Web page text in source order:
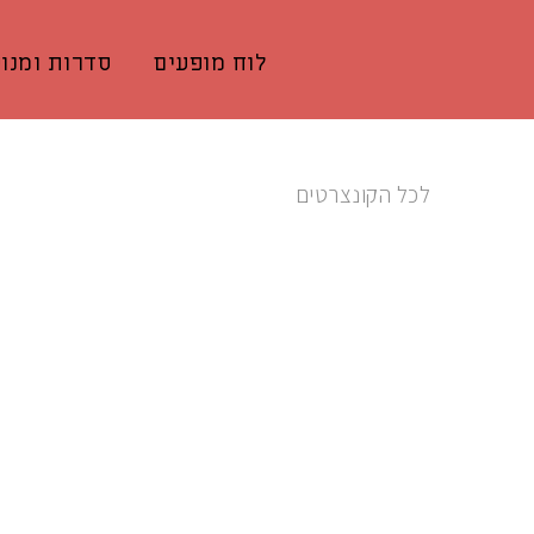
לוח מופעים סדרות
לכל הקונצרטים